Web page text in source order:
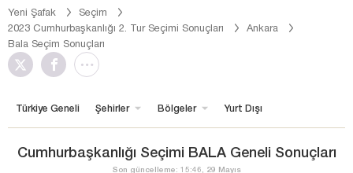
Yeni Şafak
Seçim
2023 Cumhurbaşkanlığı 2. Tur Seçimi Sonuçları
Ankara
Bala Seçim Sonuçları
Türkiye Geneli Şehirler Bölgeler Yurt Dışı
Cumhurbaşkanlığı Seçimi BALA Geneli Sonuçları
Son güncelleme: 15:46, 29 Mayıs